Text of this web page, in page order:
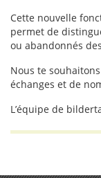
Cette nouvelle
permet de
ou abandonnés
Nous te
échanges et de
L’équipe de